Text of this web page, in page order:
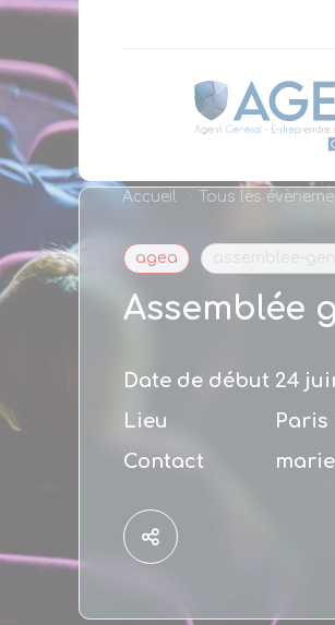
Accueil Tous les
agea
Assemblée
Date de début 24
Lieu
Paris
Contact
Panneau de gestion des cookies